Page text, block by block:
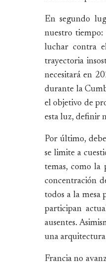
En segundo
nuestro
luchar contra
trayectoria
necesitará en
durante la
el objetivo de
esta luz, definir
Por último,
se limite a
temas, como la
concentración
todos a la mesa
participan
ausentes.
una
Francia no